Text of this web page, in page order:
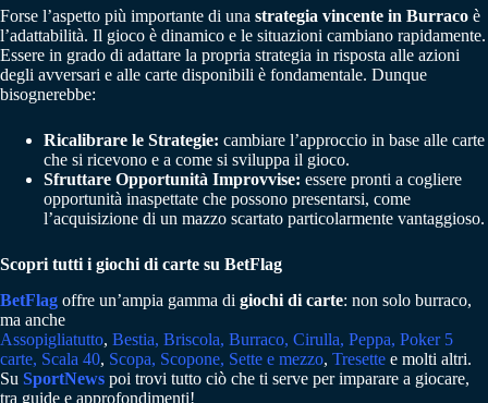
Forse l’aspetto più importante di una strategia vincente in Burraco è
l’adattabilità. Il gioco è dinamico e le situazioni cambiano rapidamente.
Essere in grado di adattare la propria strategia in risposta alle azioni
degli avversari e alle carte disponibili è fondamentale. Dunque
bisognerebbe:
Ricalibrare le Strategie: cambiare l’approccio in base alle carte
che si ricevono e a come si sviluppa il gioco.
Sfruttare Opportunità Improvvise: essere pronti a cogliere
opportunità inaspettate che possono presentarsi, come
l’acquisizione di un mazzo scartato particolarmente vantaggioso.
Scopri tutti i giochi di carte su BetFlag
BetFlag offre un’ampia gamma di giochi di carte: non solo burraco,
ma anche
Assopigliatutto, Bestia, Briscola, Burraco, Cirulla, Peppa, Poker 5
carte, Scala 40, Scopa, Scopone, Sette e mezzo, Tresette e molti altri.
Su SportNews poi trovi tutto ciò che ti serve per imparare a giocare,
tra guide e approfondimenti!